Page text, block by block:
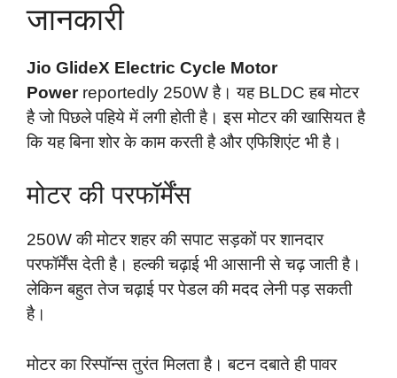
जानकारी
Jio GlideX Electric Cycle Motor
Powerreportedly 250W है। यह BLDC हब मोटर
है जो पिछले पहिये में लगी होती है। इस मोटर की खासियत है
कि यह बिना शोर के काम करती है और एफिशिएंट भी है।
मोटर की परफॉर्मेंस
250W की मोटर शहर की सपाट सड़कों पर शानदार
परफॉर्मेंस देती है। हल्की चढ़ाई भी आसानी से चढ़ जाती है।
लेकिन बहुत तेज चढ़ाई पर पेडल की मदद लेनी पड़ सकती
है।
मोटर का रिस्पॉन्स तुरंत मिलता है। बटन दबाते ही पावर